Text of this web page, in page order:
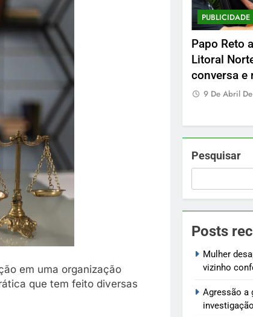
em uma organização
que tem feito diversas
PUBLICIDADE
e Movimento: cuidado
9 De Abril De 2026
PUBLICIDADE
Papo Reto
Litoral
conversa e
9 De Abril
Pesquisar
Posts
Mulher
vizinho
Agressão a